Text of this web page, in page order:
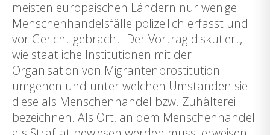
meisten europäischen Ländern nur wenige
Menschenhandelsfälle polizeilich erfasst und
vor Gericht gebracht. Der Vortrag diskutiert,
wie staatliche Institutionen mit der
Organisation von Migrantenprostitution
umgehen und unter welchen Umständen sie
diese als Menschenhandel bzw. Zuhälterei
bezeichnen. Als Ort, an dem Menschenhandel